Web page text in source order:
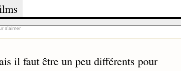
s'aimer
il faut être un peu différents pour